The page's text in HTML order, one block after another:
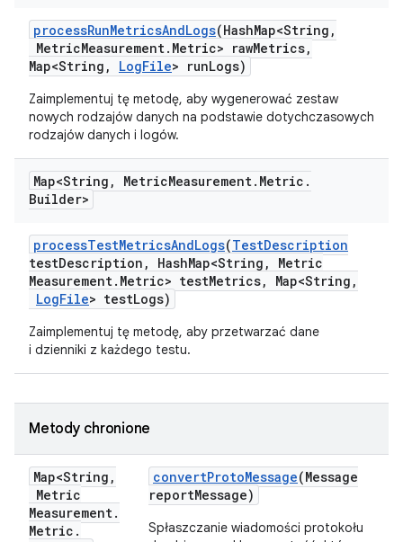
processRunMetricsAndLogs(HashMap<String ,
MetricMeasurement. Metric> rawMetrics,
Map<String , LogFile> runLogs)
Zaimplementuj tę metodę, aby wygenerować zestaw
nowych rodzajów danych na podstawie dotychczasowych
rodzajów danych i logów.
Map<String , MetricMeasurement. Metric .
Builder>
processTestMetricsAndLogs(TestDescription
testDescription , HashMap<String ,
Metric
Measurement. Metric> testMetrics, Map<String ,
LogFile> testLogs)
Zaimplementuj tę metodę, aby przetwarzać dane
i dzienniki z każdego testu.
Metody chronione
Map<String ,
Metric
Measurement.
Metric .
convertProtoMessage(Message
reportMessage)
Spłaszczanie wiadomości protokołu